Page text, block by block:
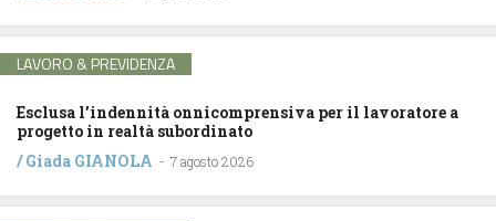
LAVORO & PREVIDENZA
Esclusa l’indennità onnicomprensiva per il lavoratore a
progetto in realtà subordinato
/Giada GIANOLA - 7 agosto 2026